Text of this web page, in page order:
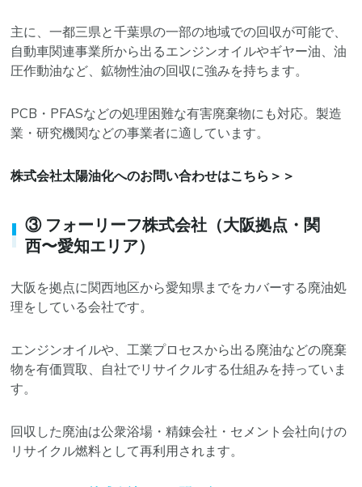
主に、一都三県と千葉県の一部の地域での回収が可能で、
自動車関連事業所から出るエンジンオイルやギヤー油、油
圧作動油など、鉱物性油の回収に強みを持ちます。
PCB・PFASなどの処理困難な有害廃棄物にも対応。製造
業・研究機関などの事業者に適しています。
株式会社太陽油化へのお問い合わせはこちら＞＞
③ フォーリーフ株式会社（大阪拠点・関
西〜愛知エリア）
大阪を拠点に関西地区から愛知県までをカバーする廃油処
理をしている会社です。
エンジンオイルや、工業プロセスから出る廃油などの廃棄
物を有価買取、自社でリサイクルする仕組みを持っていま
す。
回収した廃油は公衆浴場・精錬会社・セメント会社向けの
リサイクル燃料として再利用されます。